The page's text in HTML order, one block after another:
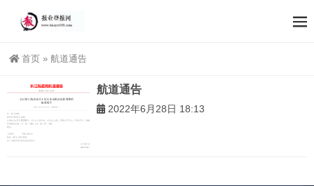
首页 » 航道通告
航道通告
2022年6月28日 18:13